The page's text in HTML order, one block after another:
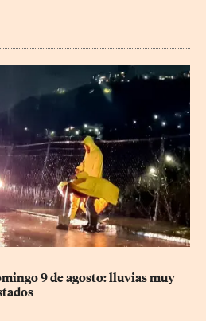
9 de agosto: lluvias muy